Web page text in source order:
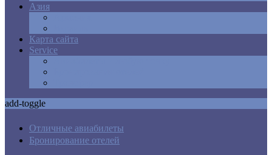
Азия
Карта сайта
Service
add-toggle
Отличные авиабилеты
Бронирование отелей